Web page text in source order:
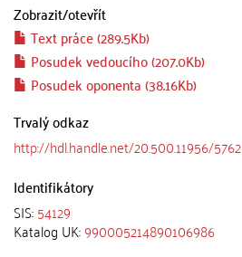
Zobrazit/otevřít
Text práce (289.5Kb)
Posudek vedoucího (207.0Kb)
Posudek oponenta (38.16Kb)
Trvalý odkaz
http://hdl.handle.net/20.500.11956/5762
Identifikátory
SIS:54129
Katalog UK:990005214890106986